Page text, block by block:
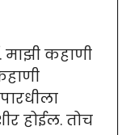
माझी कहाणी
होईल. तोच